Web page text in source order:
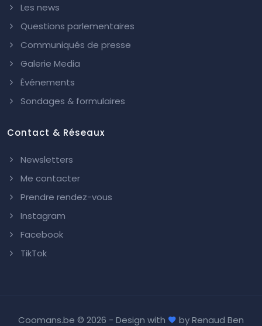
Les news
Questions parlementaires
Communiqués de presse
Galerie Media
Événements
Sondages & formulaires
Contact & Réseaux
Newsletters
Me contacter
Prendre rendez-vous
Instagram
Facebook
TikTok
Coomans.be © 2026 - Design with byRenaud Ben